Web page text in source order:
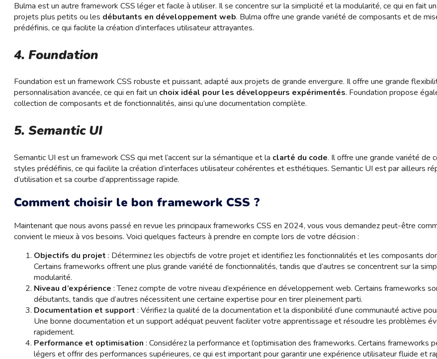
Bulma est un autre framework CSS léger et facile à utiliser. Il se concentre sur la simplicité et la modularité, ce qui en fait
projets plus petits ou les débutants en développement web. Bulma offre une grande variété de composants et de
prédéfinis, ce qui facilite la création d’interfaces utilisateur attrayantes.
4. Foundation
Foundation est un framework CSS robuste et puissant, adapté aux projets de grande envergure. Il offre une grande
personnalisation avancée, ce qui en fait un choix idéal pour les développeurs expérimentés. Foundation propose
collection de composants et de fonctionnalités, ainsi qu’une documentation complète.
5. Semantic UI
Semantic UI est un framework CSS qui met l’accent sur la sémantique et la clarté du code. Il offre une grande variété de
styles prédéfinis, ce qui facilite la création d’interfaces utilisateur cohérentes et esthétiques. Semantic UI est par ailleurs
d’utilisation et sa courbe d’apprentissage rapide.
Comment choisir le bon framework CSS ?
Maintenant que nous avons passé en revue les principaux frameworks CSS en 2024, vous vous demandez peut-être
convient le mieux à vos besoins. Voici quelques facteurs à prendre en compte lors de votre décision :
Objectifs du projet : Déterminez les objectifs de votre projet et identifiez les fonctionnalités et les composants
Certains frameworks offrent une plus grande variété de fonctionnalités, tandis que d’autres se concentrent sur la
modularité.
Niveau d’expérience : Tenez compte de votre niveau d’expérience en développement web. Certains frameworks
débutants, tandis que d’autres nécessitent une certaine expertise pour en tirer pleinement parti.
Documentation et support : Vérifiez la qualité de la documentation et la disponibilité d’une communauté active
Une bonne documentation et un support adéquat peuvent faciliter votre apprentissage et résoudre les problèmes
rapidement.
Performance et optimisation : Considérez la performance et l’optimisation des frameworks. Certains frameworks
légers et offrir des performances supérieures, ce qui est important pour garantir une expérience utilisateur fluide et